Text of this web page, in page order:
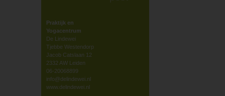
Praktijk en
Yogacentrum
De Lindewei
Tjebbe Westendorp
Jacob Catslaan 12
2332 AW Leiden
06-20068899
info@delindewei.nl
www.delindewei.nl